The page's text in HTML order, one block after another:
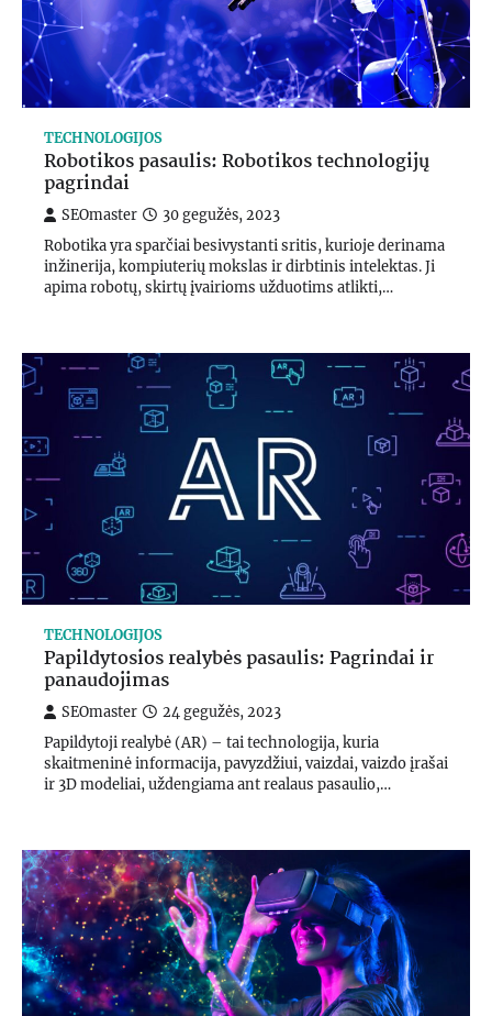
TECHNOLOGIJOS
Robotikos pasaulis: Robotikos technologijų
pagrindai
SEOmaster 30 gegužės, 2023
Robotika yra sparčiai besivystanti sritis, kurioje derinama
inžinerija, kompiuterių mokslas ir dirbtinis intelektas. Ji
apima robotų, skirtų įvairioms užduotims atlikti,…
TECHNOLOGIJOS
Papildytosios realybės pasaulis: Pagrindai ir
panaudojimas
SEOmaster 24 gegužės, 2023
Papildytoji realybė (AR) – tai technologija, kuria
skaitmeninė informacija, pavyzdžiui, vaizdai, vaizdo įrašai
ir 3D modeliai, uždengiama ant realaus pasaulio,…